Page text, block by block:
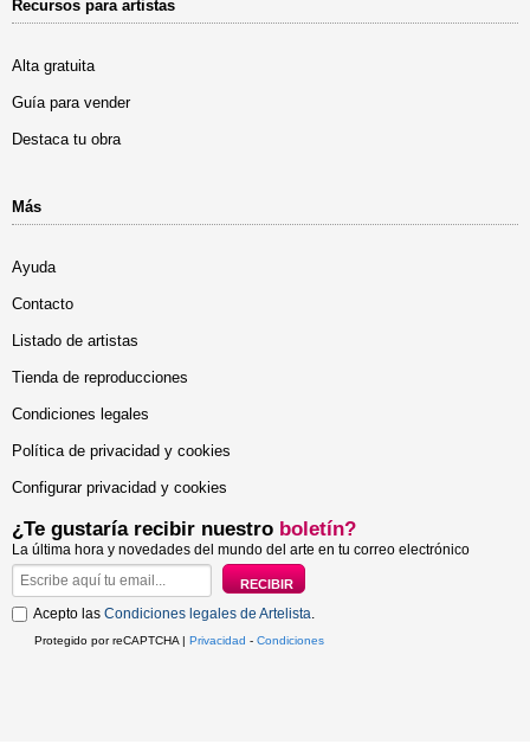
Recursos para artistas
Alta gratuita
Guía para vender
Destaca tu obra
Más
Ayuda
Contacto
Listado de artistas
Tienda de reproducciones
Condiciones legales
Política de privacidad y cookies
Configurar privacidad y cookies
¿Te gustaría recibir nuestro boletín?
La última hora y novedades del mundo del arte en tu correo electrónico
Acepto las Condiciones legales de Artelista.
Protegido por reCAPTCHA | Privacidad - Condiciones